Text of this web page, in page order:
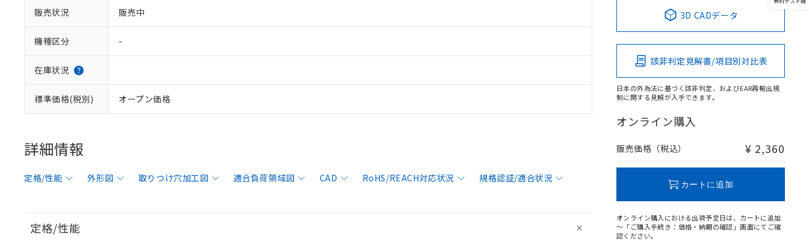
販売状況 販売中
機種区分 -
在庫状況
標準価格(税別) オープン価格
詳細情報
定格/性能 外形図 取りつけ穴加工図 適合負荷領域図 CAD RoHS/REACH対応状況 規格認証/適合状況
定格/性能
3D CADデータ
該非判定見解書/項目別対比表
日本の外為法に基づく該非判定、およびEAR再輸出規
制に関する見解が入手できます。
オンライン購入
販売価格（税込） ¥ 2,360
カートに追加
オンライン購入における出荷予定日は、カートに追加
～「ご購入手続き：価格・納期の確認」画面にてご確
認ください。